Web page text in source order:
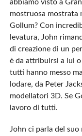
abbiamo visto a
mostruosa mostrata
Gollum? Con
levatura, John
di creazione di un
è da attribuirsi a lui o
tutti hanno messo
lodare, da Peter
modellatori 3D. Se
lavoro di tutti.
John ci parla del